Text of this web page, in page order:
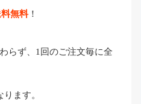
無料！
らず、1回のご注文毎に全
ます。